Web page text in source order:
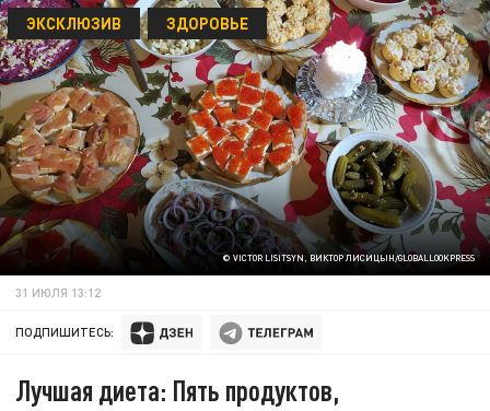
© VICTOR LISITSYN, ВИКТОР ЛИСИЦЫН/GLOBALLOOKPRESS
ЭКСКЛЮЗИВ ЗДОРОВЬЕ
31 ИЮЛЯ 13:12
ПОДПИШИТЕСЬ:
Лучшая диета: Пять продуктов,